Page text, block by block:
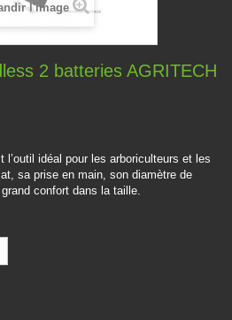
l'image
2 batteries AGRITECH
l’outil idéal pour les arboriculteurs et les
sa prise en main, son diamètre de
confort dans la taille.